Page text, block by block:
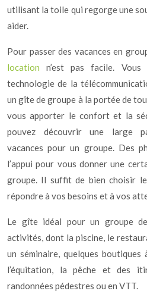
utilisant la toile qui regorge une
aider.
Pour passer des vacances en
location n’est pas facile.
technologie de la
un gîte de groupe à la portée de
vous apporter le confort et la
pouvez découvrir une large
vacances pour un groupe. Des
l’appui pour vous donner une
groupe. Il suffit de bien choisir
répondre à vos besoins et à vos
Le gîte idéal pour un groupe
activités, dont la piscine, le
un séminaire, quelques
l’équitation, la pêche et des
randonnées pédestres ou en VTT.